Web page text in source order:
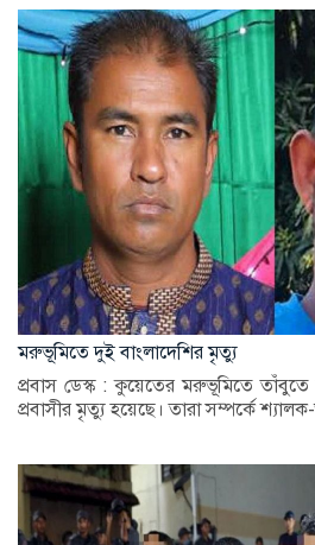
মরুভূমিতে দুই বাংলাদেশির মৃত্যু
প্রবাস ডেস্ক : কুয়েতের মরুভূমিতে তাঁবুতে
প্রবাসীর মৃত্যু হয়েছে। তারা সম্পর্কে